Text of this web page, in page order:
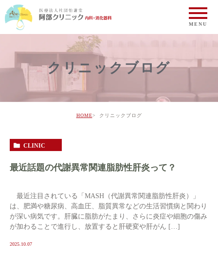
クリニックブログ
HOME クリニックブログ
CLINIC
最近話題の代謝異常関連脂肪性肝炎って？
最近注目されている「MASH（代謝異常関連脂肪性肝炎）」
は、肥満や糖尿病、高血圧、脂質異常などの生活習慣病と関わり
が深い病気です。肝臓に脂肪がたまり、さらに炎症や細胞の傷み
が加わることで進行し、放置すると肝硬変や肝がん […]
2025.10.07